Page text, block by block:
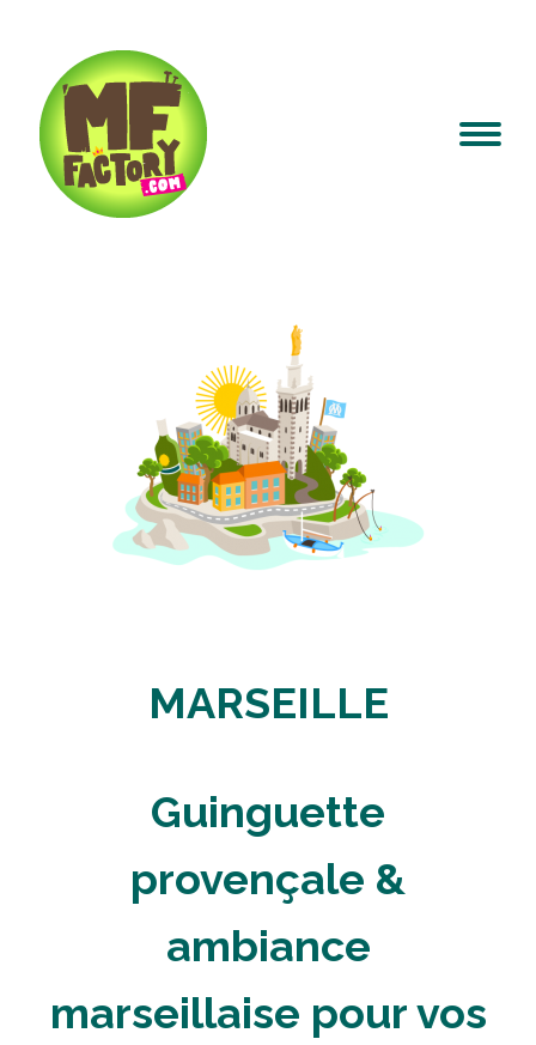
MARSEILLE
Guinguette
provençale &
ambiance
marseillaise pour vos